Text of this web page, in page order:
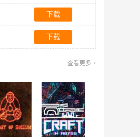
下载
下载
查看更多 >